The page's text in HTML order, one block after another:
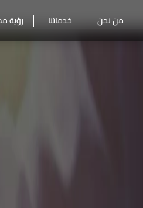
من نحن خدماتنا رؤية مصر